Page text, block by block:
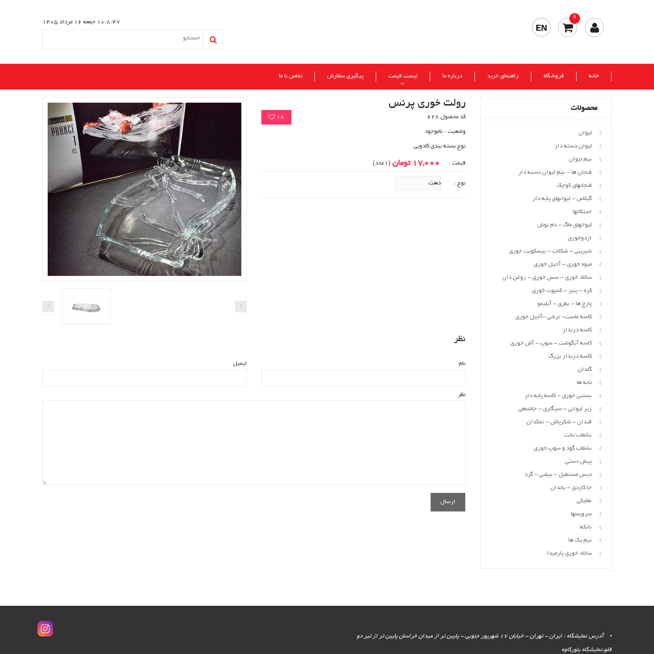
10:8:48 جمعه 16 مرداد 1405
0
EN
خانه فروشگاه راهنمای خرید درباره ما لیست قیمت پیگیری سفارش تماس با ما
رولت خوری پرنس
18 کد محصول 628
وضعیت : ناموجود
نوع بسته بندی کادویی
قیمت : 17,000 تومان (1عدد)
نوع :
نظر
ایمیل نام
نظر
محصولات
لیوان
لیوان دسته دار
نیم لیوان
فنجان ها - نیم لیوان دسته دار
فنجانهای کوچک
گیلاس - لیوانهای پایه دار
استکانها
لیوانهای ماگ - دم نوش
اردوخوری
شیرینی - شکلات - بیسکویت خوری
میوه خوری - آجیل خوری
سالاد خوری - سس خوری - روغن دان
کره - پنیر - کمپوت خوری
پارچ ها - بطری - آبلیمو
کاسه ماست- ترشی -آجیل خوری
کاسه دربدار
کاسه آبگوشت - سوپ - آش خوری
کاسه دربدار بزرگ
گلدان
تابه ها
بستنی خوری - کاسه پایه دار
زیر لیوانی - سیگاری - جاشمعی
قندان - شکرپاش - نمکدان
بشقاب تخت
بشقاب گود و سوپ خوری
پیش دستی
دیس مستطیل - بیضی - گرد
جا کاردی - یخدان
نعلبکی
سرویسها
بانکه
نیم یک ها
سالاد خوری پارمیدا
آدرس نمایشگاه : ایران - تهران - خیابان 17 شهریور جنوبی - پایین تر از میدان خراسان پایین تر از تیر دو
قلو،نمایشگاه بلورکاوه